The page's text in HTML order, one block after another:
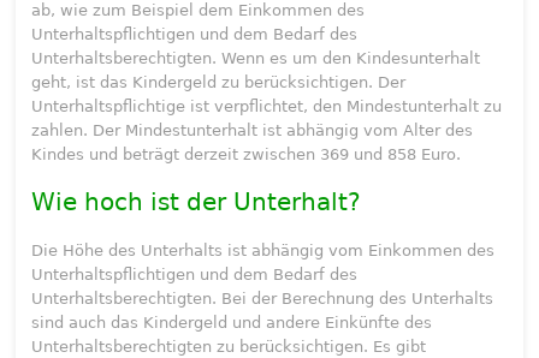
ab, wie zum Beispiel dem Einkommen des
Unterhaltspflichtigen und dem Bedarf des
Unterhaltsberechtigten. Wenn es um den Kindesunterhalt
geht, ist das Kindergeld zu berücksichtigen. Der
Unterhaltspflichtige ist verpflichtet, den Mindestunterhalt zu
zahlen. Der Mindestunterhalt ist abhängig vom Alter des
Kindes und beträgt derzeit zwischen 369 und 858 Euro.
Wie hoch ist der Unterhalt?
Die Höhe des Unterhalts ist abhängig vom Einkommen des
Unterhaltspflichtigen und dem Bedarf des
Unterhaltsberechtigten. Bei der Berechnung des Unterhalts
sind auch das Kindergeld und andere Einkünfte des
Unterhaltsberechtigten zu berücksichtigen. Es gibt